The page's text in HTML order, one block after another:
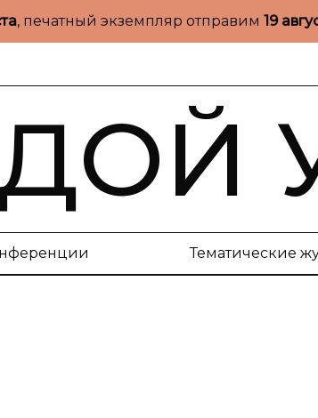
, печатный экземпляр отправим 19
Тематические